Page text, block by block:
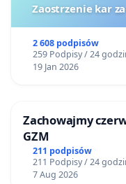
Zaostrzenie kar
2 608 podpisów
259 Podpisy / 24
19 Jan 2026
Zachowajmy
GZM
211 podpisów
211 Podpisy / 24
7 Aug 2026